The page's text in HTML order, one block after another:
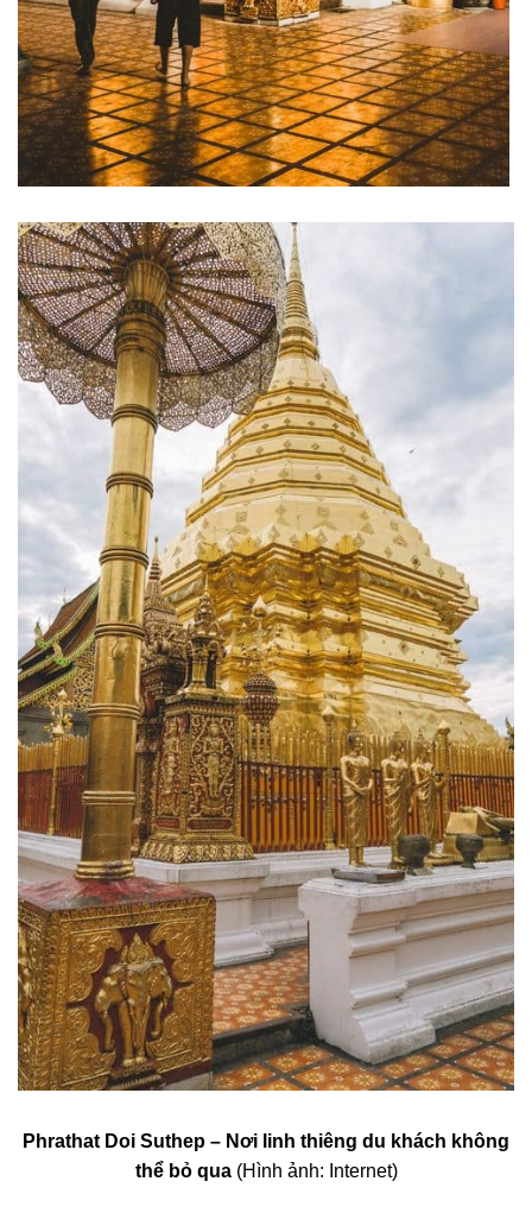
Phrathat Doi Suthep – Nơi linh thiêng du khách không
thể bỏ qua(Hình ảnh: Internet)